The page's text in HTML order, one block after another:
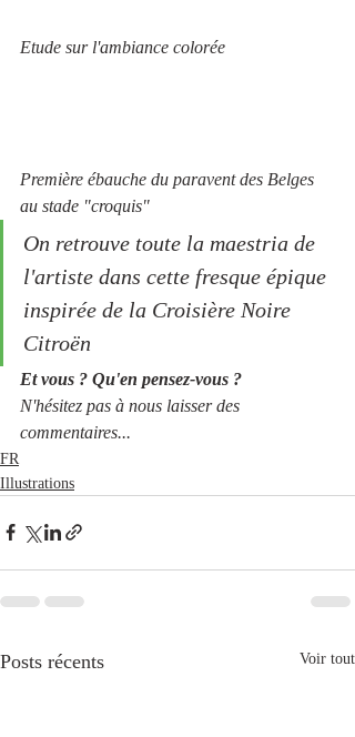
Etude sur l'ambiance colorée
Première ébauche du paravent des Belges
au stade "croquis"
On retrouve toute la maestria de
l'artiste dans cette fresque épique
inspirée de la Croisière Noire
Citroën
Et vous ? Qu'en pensez-vous ?
N'hésitez pas à nous laisser des
commentaires...
FR
Illustrations
Posts récents Voir tout